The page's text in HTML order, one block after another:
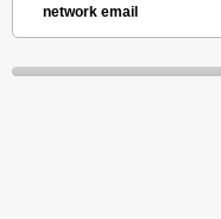
network email